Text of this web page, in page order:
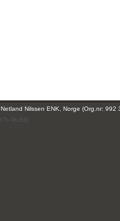
Nilssen ENK, Norge (Org.nr: 992
9tc66)